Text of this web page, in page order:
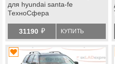
для hyundai santa-fe
ТехноСфера
31190 й КУПИТЬ